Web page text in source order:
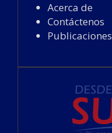
Acerca de
Contáctenos
Publicaciones